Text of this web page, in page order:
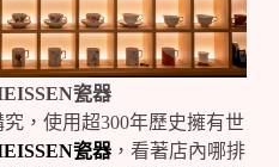
瓷器
，使用超300年歷史擁有世
瓷器，看著店內哪排